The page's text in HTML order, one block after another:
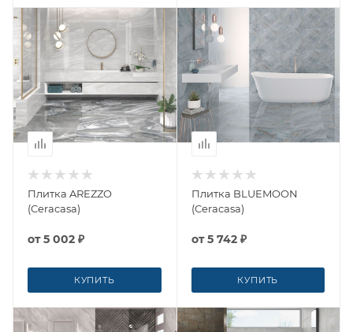
Плитка AREZZO
(Ceracasa)
от5 002 ₽
КУПИТЬ
Плитка BLUEMOON
(Ceracasa)
от5 742 ₽
КУПИТЬ